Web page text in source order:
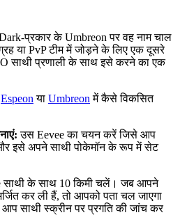
प्रकार के Umbreon पर वह नाम चाल
या PvP टीम में जोड़ने के लिए एक दूसरे
साथी प्रणाली के साथ इसे करने का एक
Espeon या Umbreon में कैसे विकसित
उस Eevee का चयन करें जिसे आप
इसे अपने साथी पोकेमॉन के रूप में सेट
साथी के साथ 10 किमी चलें। जब आपने
कर ली हैं, तो आपको पता चल जाएगा
साथी स्क्रीन पर प्रगति की जांच कर